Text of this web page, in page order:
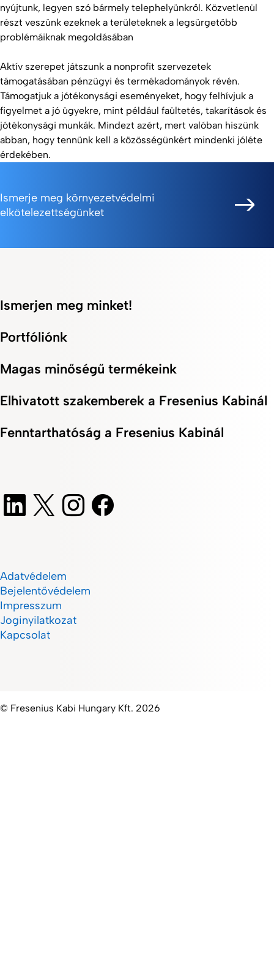
nyújtunk, legyen szó bármely telephelyünkről. Közvetlenül
részt veszünk ezeknek a területeknek a legsürgetőbb
problémáiknak megoldásában
Aktív szerepet játszunk a nonprofit szervezetek
támogatásában pénzügyi és termékadományok révén.
Támogatjuk a jótékonysági eseményeket, hogy felhívjuk a
figyelmet a jó ügyekre, mint például faültetés, takarítások és
jótékonysági munkák. Mindezt azért, mert valóban hiszünk
abban, hogy tennünk kell a közösségünkért mindenki jóléte
érdekében.
Ismerje meg környezetvédelmi
elkötelezettségünket
Ismerjen meg minket!
Portfóliónk
Magas minőségű termékeink
Elhivatott szakemberek a Fresenius Kabinál
Fenntarthatóság a Fresenius Kabinál
Adatvédelem
Bejelentővédelem
Impresszum
Joginyilatkozat
Kapcsolat
© Fresenius Kabi Hungary Kft. 2026